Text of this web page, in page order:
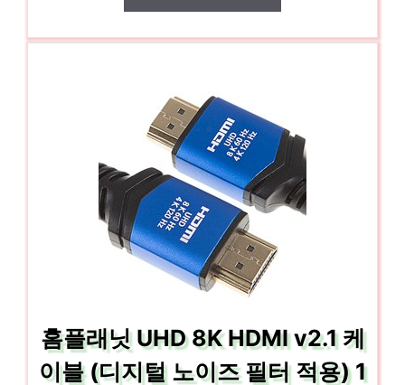
홈플래닛 UHD 8K HDMI v2.1 케
이블 (디지털 노이즈 필터 적용) 1